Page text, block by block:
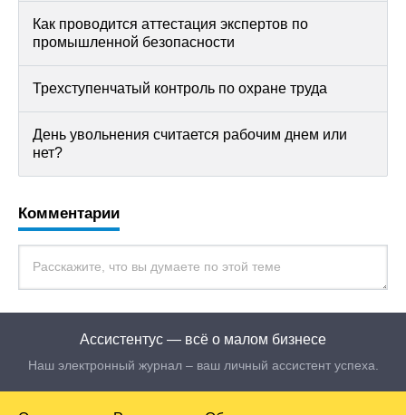
Как проводится аттестация экспертов по
промышленной безопасности
Трехступенчатый контроль по охране труда
День увольнения считается рабочим днем или
нет?
Комментарии
Ассистентус — всё о малом бизнесе
Наш электронный журнал – ваш личный ассистент успеха.